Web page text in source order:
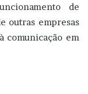
de
outras empresas
comunicação em